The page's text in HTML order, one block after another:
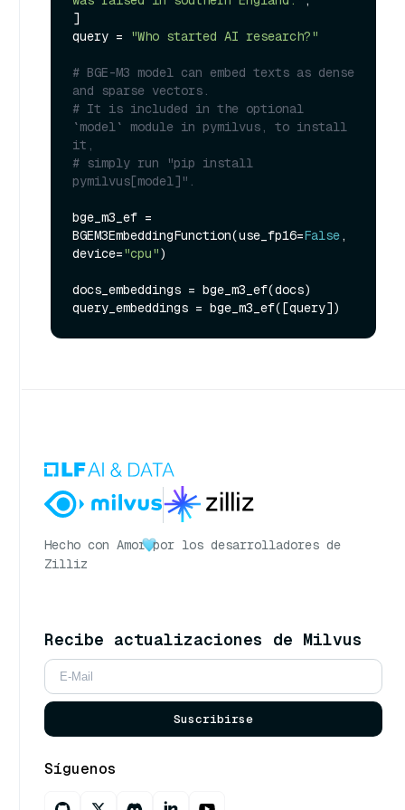
]
query =
"Who started AI research?"
# BGE-M3 model can embed texts as dense
and sparse vectors.
# It is included in the optional
`model` module in pymilvus, to install
it,
# simply run "pip install
pymilvus[model]".
bge_m3_ef =
BGEM3EmbeddingFunction(use_fp16=False,
device="cpu")
docs_embeddings = bge_m3_ef(docs)
Hecho con Amor por los desarrolladores de
Zilliz
Recibe actualizaciones de Milvus
Suscribirse
Síguenos